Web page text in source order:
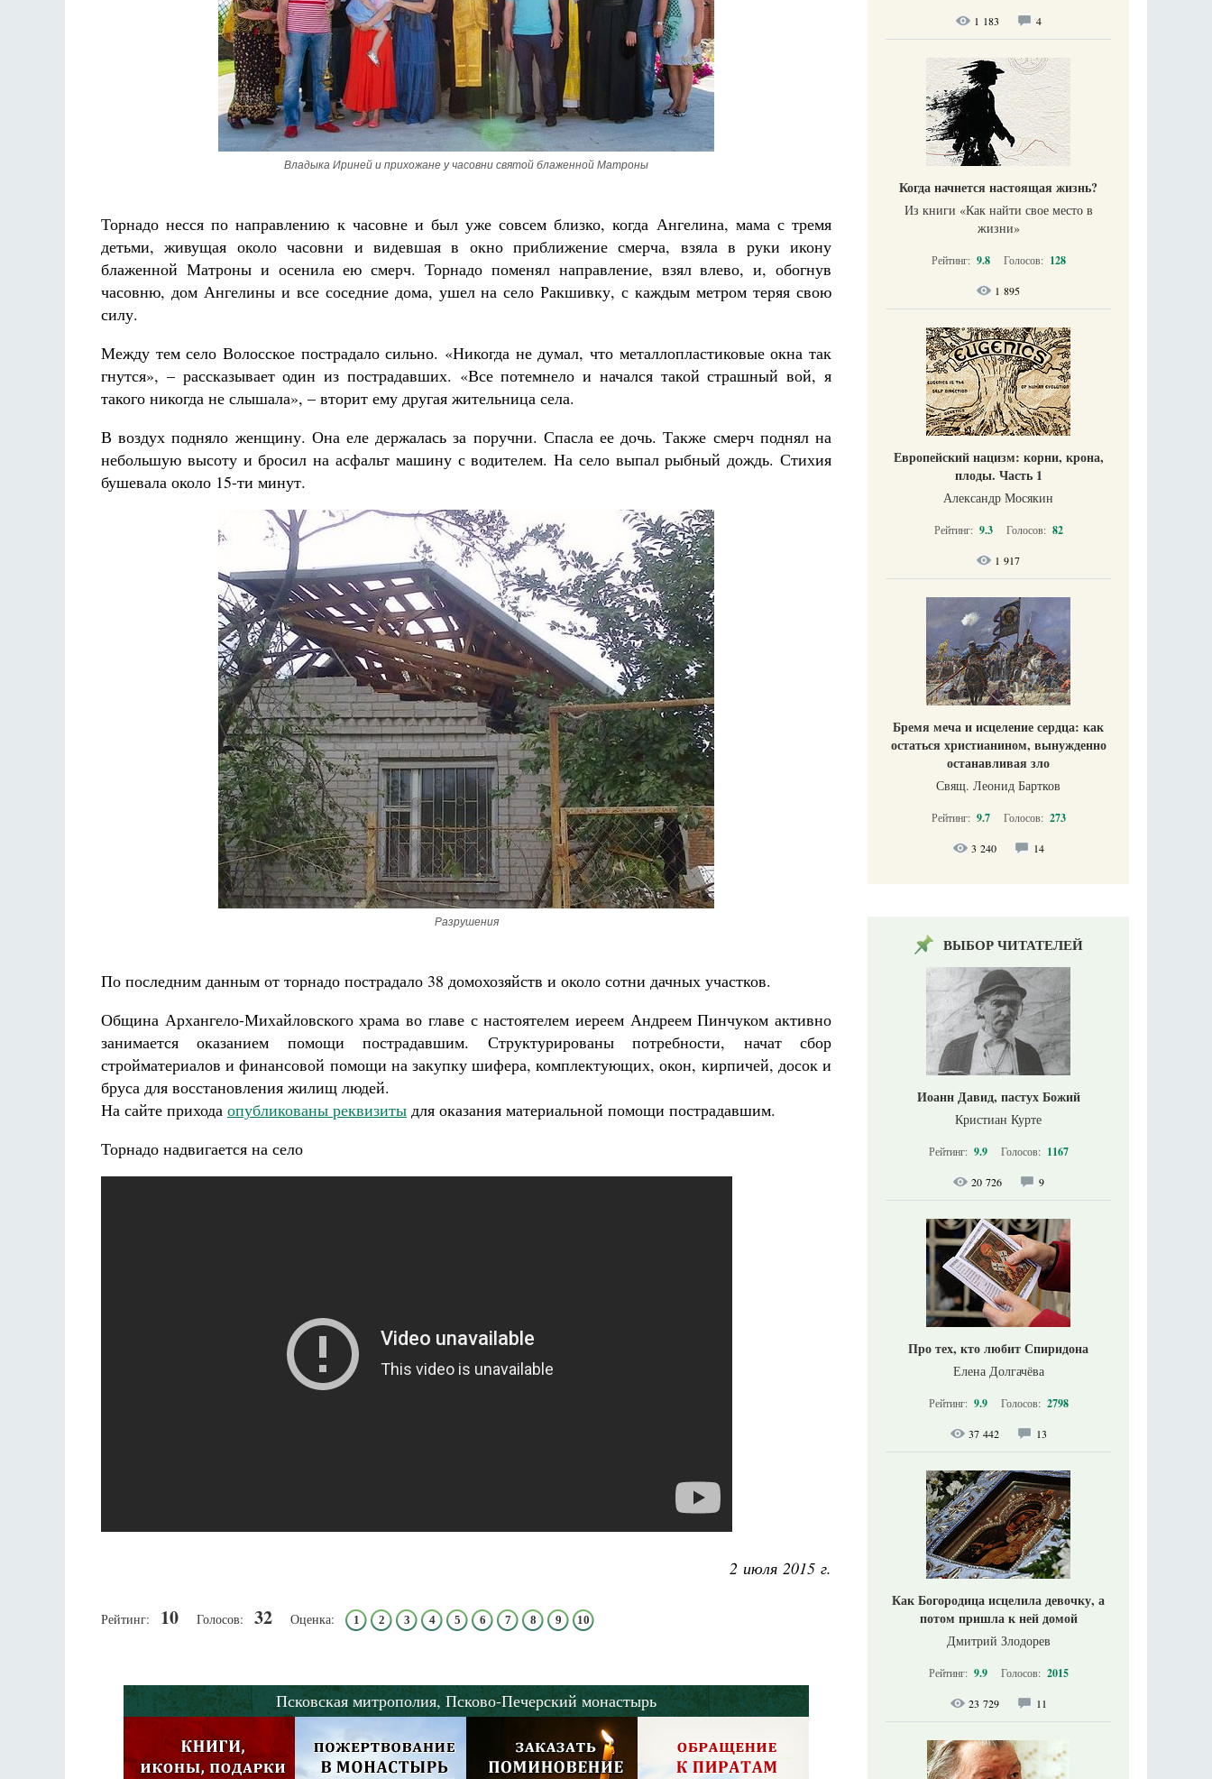
Владыка Ириней и прихожане у часовни святой блаженной Матроны
Торнадо несся по направлению к часовне и был уже совсем близко, когда Ангелина, мама с тремя
детьми, живущая около часовни и видевшая в окно приближение смерча, взяла в руки икону
блаженной Матроны и осенила ею смерч. Торнадо поменял направление, взял влево, и, обогнув
часовню, дом Ангелины и все соседние дома, ушел на село Ракшивку, с каждым метром теряя свою
силу.
Между тем село Волосское пострадало сильно. «Никогда не думал, что металлопластиковые окна так
гнутся», –рассказывает один из пострадавших. «Все потемнело и начался такой страшный вой, я
такого никогда не слышала», – вторит ему другая жительница села.
В воздух подняло женщину. Она еле держалась за поручни. Спасла ее дочь. Также смерч поднял на
небольшую высоту и бросил на асфальт машину с водителем. На село выпал рыбный дождь. Стихия
бушевала около 15-ти минут.
Разрушения
По последним данным от торнадо пострадало 38 домохозяйств и около сотни дачных участков.
Община Архангело-Михайловского храма во главе с настоятелем иереем Андреем Пинчуком активно
занимается оказанием помощи пострадавшим. Структурированы потребности, начат сбор
стройматериалов и финансовой помощи на закупку шифера, комплектующих, окон, кирпичей, досок и
бруса для восстановления жилищ людей.
На сайте прихода опубликованы реквизиты для оказания материальной помощи пострадавшим.
Торнадо надвигается на село
2 июля 2015 г.
Рейтинг: 10 Голосов: 32 Оценка: 1 2 3 4 5 6 7 8 9 10
Псковская митрополия, Псково-Печерский монастырь
1 183 4
Когда начнется настоящая жизнь?
Из книги «Как найти свое место в
жизни​»
Рейтинг: 9.8 Голосов: 128
1 895
Европейский нацизм: корни, крона,
плоды. Часть 1
Александр Мосякин
Рейтинг: 9.3 Голосов: 82
1 917
Бремя меча и исцеление сердца: как
остаться христианином, вынужденно
останавливая зло
Свящ. Леонид Бартков
Рейтинг: 9.7 Голосов: 273
3 240 14
ВЫБОР ЧИТАТЕЛЕЙ
Иоанн Давид, пастух Божий
Кристиан Курте
Рейтинг: 9.9 Голосов: 1167
20 726 9
Про тех, кто любит Спиридона
Елена Долгачёва
Рейтинг: 9.9 Голосов: 2798
37 442 13
Как Богородица исцелила девочку, а
потом пришла к ней домой
Дмитрий Злодорев
Рейтинг: 9.9 Голосов: 2015
23 729 11